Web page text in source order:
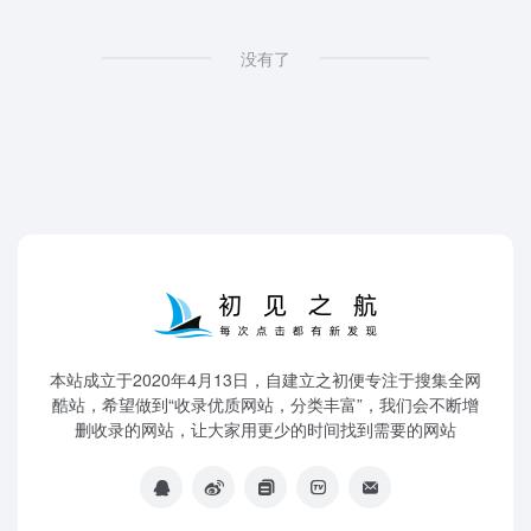
没有了
本站成立于2020年4月13日，自建立之初便专注于搜集全网
酷站，希望做到“收录优质网站，分类丰富”，我们会不断增
删收录的网站，让大家用更少的时间找到需要的网站